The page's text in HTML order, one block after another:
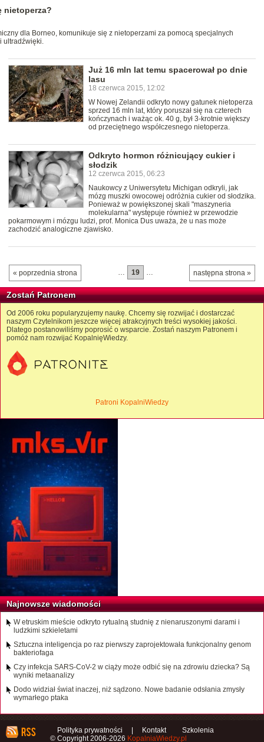
nietoperza?
dla Borneo, komunikuje się z nietoperzami za pomocą specjalnych
ultradźwięki.
Już 16 mln lat temu spacerował po dnie
lasu
18 czerwca 2015, 12:02
W Nowej Zelandii odkryto nowy gatunek nietoperza
sprzed 16 mln lat, który poruszał się na czterech
kończynach i ważąc ok. 40 g, był 3-krotnie większy
od przeciętnego współczesnego nietoperza.
Odkryto hormon różnicujący cukier i
słodzik
12 czerwca 2015, 06:23
Naukowcy z Uniwersytetu Michigan odkryli, jak
mózg muszki owocowej odróżnia cukier od słodzika.
Ponieważ w powiększonej skali "maszyneria
molekularna" występuje również w przewodzie
pokarmowym i mózgu ludzi, prof. Monica Dus uważa, że u nas może
zachodzić analogiczne zjawisko.
« poprzednia strona następna strona »
… 19 …
Zostań Patronem
Od 2006 roku popularyzujemy naukę. Chcemy się rozwijać i dostarczać
naszym Czytelnikom jeszcze więcej atrakcyjnych treści wysokiej jakości.
Dlatego postanowiliśmy poprosić o wsparcie. Zostań naszym Patronem i
pomóż nam rozwijać KopalnięWiedzy.
Patroni KopalniWiedzy
Najnowsze wiadomości
W etruskim mieście odkryto rytualną studnię z nienaruszonymi darami i
ludzkimi szkieletami
Sztuczna inteligencja po raz pierwszy zaprojektowała funkcjonalny genom
bakteriofaga
Czy infekcja SARS-CoV-2 w ciąży może odbić się na zdrowiu dziecka? Są
wyniki metaanalizy
Dodo widział świat inaczej, niż sądzono. Nowe badanie odsłania zmysły
wymarłego ptaka
Polityka prywatności Kontakt
Szkolenia
© Copyright 2006-2026 KopalniaWiedzy.pl